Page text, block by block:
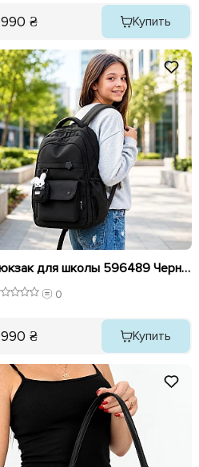
990 ₴ Купить
Рюкзак для школы 596489 Черный
0
990 ₴ Купить